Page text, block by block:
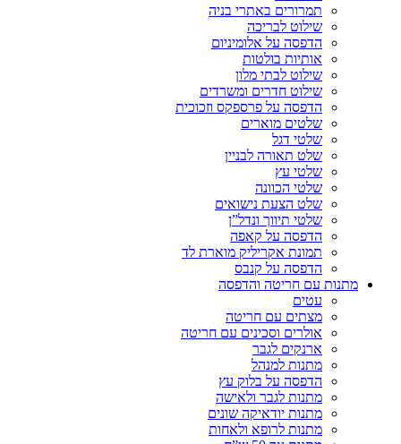
תמרורים באתרי בניה
שילוט לבריכה
הדפסה על אלומיניום
אותיות בולטות
שילוט לבתי מלון
שילוט חדרים ומשרדים
הדפסה על פרספקס וזכוכית
שלטים מוארים
שלטי דגל
שלט תאורה לבניין
שלטי עץ
שלטי הכוונה
שלט הצעת נישואים
שלטי תיווך ונדל”ן
הדפסה על קאפה
תמונת אקריליק מוארת לד
הדפסה על קנבס
מתנות עם חריטה והדפסה
עטים
מצתים עם חריטה
אולרים וסכינים עם חריטה
ארנקים לגבר
מתנות למנהל
הדפסה על בלוק עץ
מתנות לגבר ולאישה
מתנות יודאיקה שונים
מתנות לרופא ולאחות